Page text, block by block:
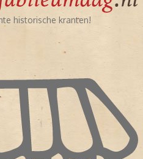
historische kranten!